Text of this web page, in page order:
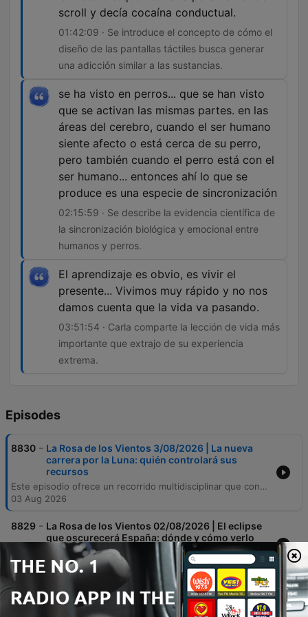
scroll y decía cocaína conductual.
01:42:09 · Se introduce el concepto de cómo el
diseño de las pantallas táctiles busca generar
una adicción similar a las sustancias.
se ha visto en perros... que se han visto
que se activan las mismas partes. en las
áreas del cerebro, cuando el ser humano
siente afecto o está cerca de su perro,
pero también cuando el perro está con el
ser humano... entonces ahí lo que se
produce es una especie de sincronización
02:15:59 · Se describe la evidencia científica de
la sincronización biológica y emocional entre
humanos y perros.
El aprendizaje es obvio, es vivir el
presente... Vivimos muy rápido y no nos
damos cuenta que la vida va pasando.
03:51:54 · Carla comparte la lección de vida más
importante que extrajo de su experiencia
extrema.
Episodes
8830 - La Rosa de los Vientos 3/08/2026 | La nueva
carrera por la Luna: quién controlará sus
recursos
Este episodio ofrece un recorrido multidisciplinar que conecta la exploración espacial con la profundidad de los vínculos biológicos y la historia. A través de una entrevista con Juan Carlos Cortés, se analiza la misión Artemis y el papel tecnológico de España y Europa en la nueva era lunar, abordando también los desafíos de la autonomía espacial y la cooperación internacional. La conversación transita hacia temas de psicología y biología, explorando desde las adicciones tecnológicas y la importancia de la educación como 'vacuna' mental, hasta el vínculo emocional entre humanos y animales. El programa concluye con relatos conmovedores sobre la historia literaria, la figura del Papa Luna y testimonios personales de supervivencia extrema.
03 Aug 2026
8829 - La Rosa de los Vientos 02/08/2026 | El eclipse
que oscurecerá España: dónde y cómo verlo
En este episodio, exploramos una amplia variedad de temas que conectan la historia, la ciencia y las emociones. Desde el análisis literario de la situación de la mujer en el siglo XIX y los mitos sobre los Illuminati de Baviera, hasta las lecciones de supervivencia y conexión emocional aprendidas en una reserva de lobos en Nuevo México. También abordamos la importancia de la gestión del dolor emocional a través de la psicoterapia, los hitos astronómicos para 2027 y el desmentido de diversos mitos nutricionales. El viaje concluye con reflexiones sobre la historia medieval, el duelo por las mascotas y los descubrimientos neurocientíficos sobre cómo nuestro cerebro procesa el olvido.
02 Aug 2026
8827 - La Rosa de los Vientos 27/07/2026 | El misterio
de las últimas horas de Federico García Lorca